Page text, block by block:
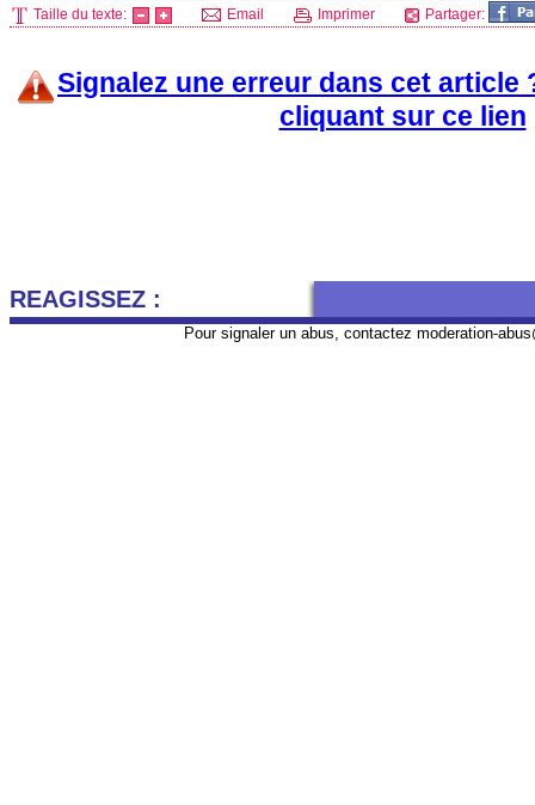
Taille du texte: Email Imprimer Partager:
Signalez une erreur dans cet article
cliquant sur ce lien
REAGISSEZ :
Pour signaler un abus, contactez moderation-